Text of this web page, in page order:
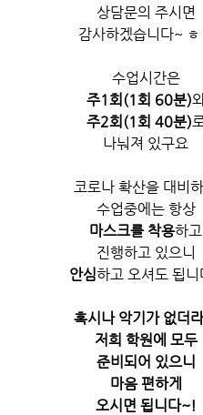
상담문의 주시면
감사하겠습니다~ ㅎ
수업시간은
주1회(1회 60분)
주2회(1회 40분)
나눠져 있구요
코로나 확산을 대비
수업중에는 항상
마스크를 착용​하고
진행하고 있으니
안심하고 오셔도 됩니
혹시나 악기가 없더
저희 학원에 모두
준비되어 있으니
마음 편하게
오시면 됩니다~!